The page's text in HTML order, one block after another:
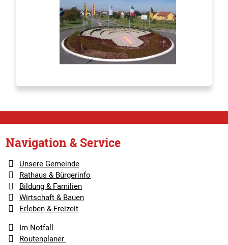
Navigation & Service
Unsere Gemeinde
Rathaus & Bürgerinfo
Bildung & Familien
Wirtschaft & Bauen
Erleben & Freizeit
Im Notfall
Routenplaner